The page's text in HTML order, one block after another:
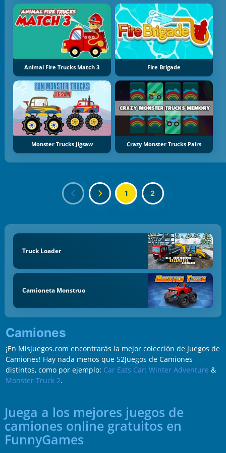
Animal Fire Trucks Match 3 Fire Brigade
Monster Trucks Jigsaw Crazy Monster Trucks Pairs
1 2
Truck Loader
Camioneta Monstruo
Camiones
¡En Misjuegos.com encontrarás la mejor colección de Juegos de
Camiones! Hay nada menos que 52Juegos de Camiones
distintos, como por ejemplo: Car Eats Car: Winter Adventure &
Monster Truck 2.
Juega a los mejores juegos de
camiones online gratuitos en
FunnyGames